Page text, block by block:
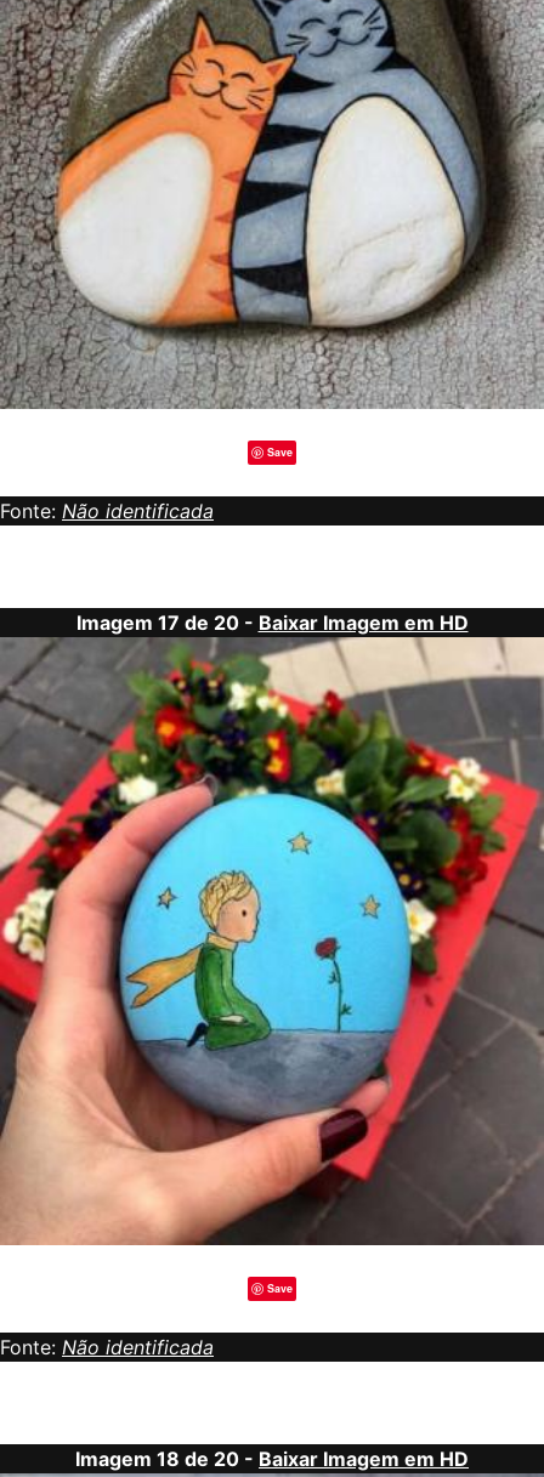
Save
Fonte: Não identificada
Imagem 17 de 20 - Baixar Imagem em HD
Save
Fonte: Não identificada
Imagem 18 de 20 - Baixar Imagem em HD